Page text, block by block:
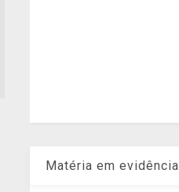
Matéria em evidência